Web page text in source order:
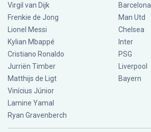
Virgil van Dijk
Frenkie de Jong
Lionel Messi
Kylian Mbappé
Cristiano Ronaldo
Jurriën Timber
Matthijs de Ligt
Vinícius Júnior
Lamine Yamal
Ryan Gravenberch
Barcelona
Man Utd
Chelsea
Inter
PSG
Liverpool
Bayern